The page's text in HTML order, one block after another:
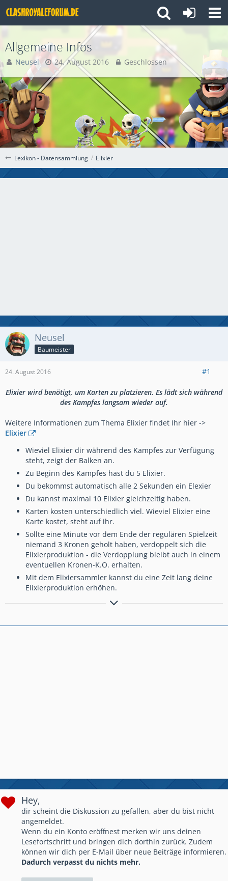
Lexikon - Datensammlung Elixier
Allgemeine Infos
Neusel 24. August 2016 Geschlossen
Neusel
Baumeister
24. August 2016 #1
Elixier wird benötigt, um Karten zu platzieren. Es lädt sich während
des Kampfes langsam wieder auf.
Weitere Informationen zum Thema Elixier findet Ihr hier ->
Elixier
Wieviel Elixier dir während des Kampfes zur Verfügung
steht, zeigt der Balken an.
Zu Beginn des Kampfes hast du 5 Elixier.
Du bekommst automatisch alle 2 Sekunden ein Elexier
Du kannst maximal 10 Elixier gleichzeitig haben.
Karten kosten unterschiedlich viel. Wieviel Elixier eine
Karte kostet, steht auf ihr.
Sollte eine Minute vor dem Ende der regulären Spielzeit
niemand 3 Kronen geholt haben, verdoppelt sich die
Elixierproduktion - die Verdopplung bleibt auch in einem
eventuellen Kronen-K.O. erhalten.
Mit dem Elixiersammler kannst du eine Zeit lang deine
Elixierproduktion erhöhen.
Gruß
Hey,
dir scheint die Diskussion zu gefallen, aber du bist nicht
angemeldet.
Wenn du ein Konto eröffnest merken wir uns deinen
Lesefortschritt und bringen dich dorthin zurück. Zudem
können wir dich per E-Mail über neue Beiträge informieren.
Dadurch verpasst du nichts mehr.